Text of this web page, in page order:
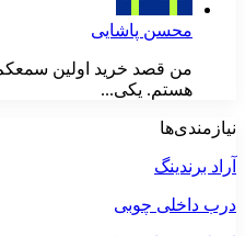
محسن پاشایی
من قصد خرید اولین
هستم. یکی...
نیازمندی‌ها
آراد برندینگ
درب داخلی چوبی